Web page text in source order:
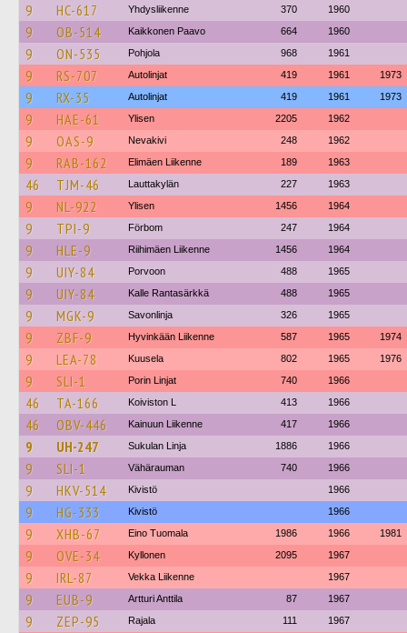
9 HC-617 Yhdysliikenne 370 1960
9 OB-514 Kaikkonen Paavo 664 1960
9 ON-535 Pohjola 968 1961
9 RS-707 Autolinjat 419 1961 1973
9 RX-35 Autolinjat 419 1961 1973
9 HAE-61 Ylisen 2205 1962
9 OAS-9 Nevakivi 248 1962
9 RAB-162 Elimäen Liikenne 189 1963
46 TJM-46 Lauttakylän 227 1963
9 NL-922 Ylisen 1456 1964
9 TPI-9 Förbom 247 1964
9 HLE-9 Riihimäen Liikenne 1456 1964
9 UIY-84 Porvoon 488 1965
9 UIY-84 Kalle Rantasärkkä 488 1965
9 MGK-9 Savonlinja 326 1965
9 ZBF-9 Hyvinkään Liikenne 587 1965 1974
9 LEA-78 Kuusela 802 1965 1976
9 SLI-1 Porin Linjat 740 1966
46 TA-166 Koiviston L 413 1966
46 OBV-446 Kainuun Liikenne 417 1966
9 UH-247 Sukulan Linja 1886 1966
9 SLI-1 Vähärauman 740 1966
9 HKV-514 Kivistö 1966
9 HG-333 Kivistö 1966
9 XHB-67 Eino Tuomala 1986 1966 1981
9 OVE-34 Kyllonen 2095 1967
9 IRL-87 Vekka Liikenne 1967
9 EUB-9 Artturi Anttila 87 1967
9 ZEP-95 Rajala 111 1967